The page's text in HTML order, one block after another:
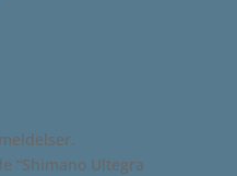
“Shimano Ultegra